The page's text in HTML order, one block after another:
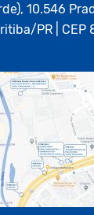
10.546
PR | CEP